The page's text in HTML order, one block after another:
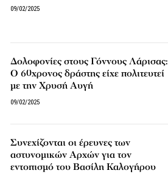
09/02/2025
Δολοφονίες στους Γόννους Λάρισας:
Ο 60χρονος δράστης είχε πολιτευτεί
με την Χρυσή Αυγή
09/02/2025
Συνεχίζονται οι έρευνες των
αστυνομικών Αρχών για τον
εντοπισμό του Βασίλη Καλογήρου